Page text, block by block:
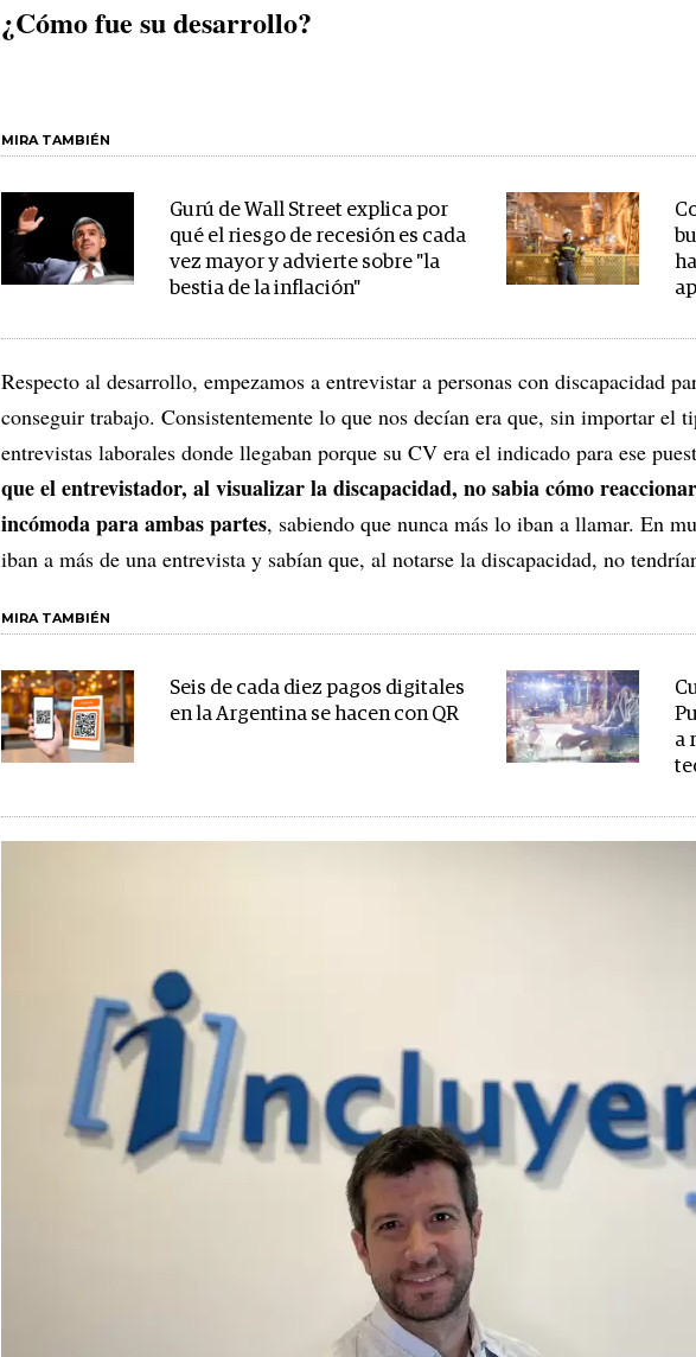
¿Cómo fue su desarrollo?
MIRA TAMBIÉN
Gurú de Wall Street explica por
qué el riesgo de recesión es cada
vez mayor y advierte sobre "la
bestia de la inflación"
Respecto al desarrollo, empezamos a entrevistar a personas con discapacidad
conseguir trabajo. Consistentemente lo que nos decían era que, sin importar el
entrevistas laborales donde llegaban porque su CV era el indicado para ese
que el entrevistador, al visualizar la discapacidad, no sabia cómo
incómoda para ambas partes, sabiendo que nunca más lo iban a llamar. En
iban a más de una entrevista y sabían que, al notarse la discapacidad, no
MIRA TAMBIÉN
Seis de cada diez pagos digitales
en la Argentina se hacen con QR
a